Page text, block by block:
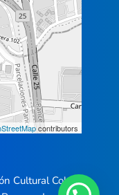
contributors
Cultural Colegio